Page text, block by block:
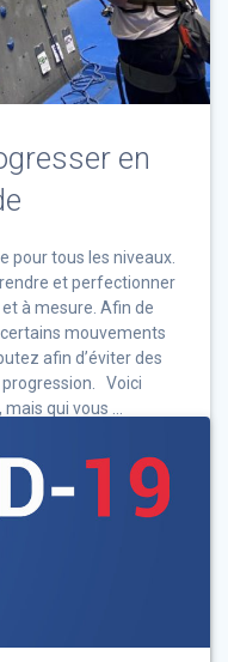
en
pour tous les niveaux.
et perfectionner
à mesure. Afin de
mouvements
afin d’éviter des
progression. Voici
qui vous …
2020